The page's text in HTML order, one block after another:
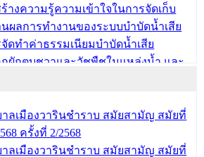
างความรู้ความเข้าใจในการจัดเก็บ
ผลการทำงานของระบบบำบัดน้ำเสีย
ดทำค่าธรรมเนียมบำบัดน้ำเสีย
ผักตบชวาและวัชพืชในแหล่งน้ำ และ
ไขปัญหาแหล่งน้ำสาธารณะภายใน
ผักตบชวาและวัชพืชในแหล่งน้ำ และ
ไขปัญหาแหล่งน้ำสาธารณะภายชุม
ลเมืองวารินชำราบ สมัยสามัญ สมัยที่
ครั้งที่ 2/2568
ลเมืองวารินชำราบ สมัยสามัญ สมัยที่